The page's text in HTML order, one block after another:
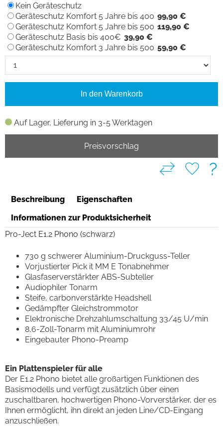
Auf Lager, Lieferung in 3-5 Werktagen
Kein Geräteschutz
Geräteschutz Komfort 5 Jahre bis 400 99,90 €
Geräteschutz Komfort 5 Jahre bis 500 119,90 €
Geräteschutz Basis bis 400€ 39,90 €
Geräteschutz Komfort 3 Jahre bis 500 59,90 €
In den Warenkorb
Preisvorschlag
?
Beschreibung
Eigenschaften
Informationen zur Produktsicherheit
Pro-Ject E1.2 Phono (schwarz)
730 g schwerer Aluminium-Druckguss-Teller
Vorjustierter Pick it MM E Tonabnehmer
Glasfaserverstärkter ABS-Subteller
Audiophiler Tonarm
Steife, carbonverstärkte Headshell
Gedämpfter Gleichstrommotor
Elektronische Drehzahlumschaltung 33/45 U/min
8,6-Zoll-Tonarm mit Aluminiumrohr
Eingebauter Phono-Preamp
Ein Plattenspieler für alle
Der E1.2 Phono bietet alle großartigen Funktionen des
Basismodells und verfügt zusätzlich über einen
zuschaltbaren, hochwertigen Phono-Vorverstärker, der es
Ihnen ermöglicht, ihn direkt an jeden Line/CD-Eingang
anzuschließen.